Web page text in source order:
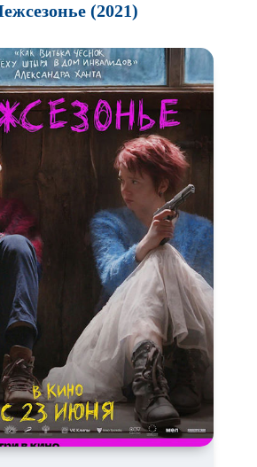
Про шпионов
Псевдодокументальный
Роуд-муви
Ситком
Стимпанк
натурой Турецкий сериал
Экранизация
TeleSynch
(2021)